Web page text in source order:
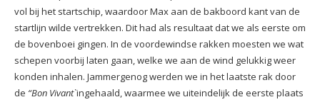
vol bij het startschip, waardoor Max aan de bakboord kant van de
startlijn wilde vertrekken. Dit had als resultaat dat we als eerste om
de bovenboei gingen. In de voordewindse rakken moesten we wat
schepen voorbij laten gaan, welke we aan de wind gelukkig weer
konden inhalen. Jammergenog werden we in het laatste rak door
de “Bon Vivant`ingehaald, waarmee we uiteindelijk de eerste plaats